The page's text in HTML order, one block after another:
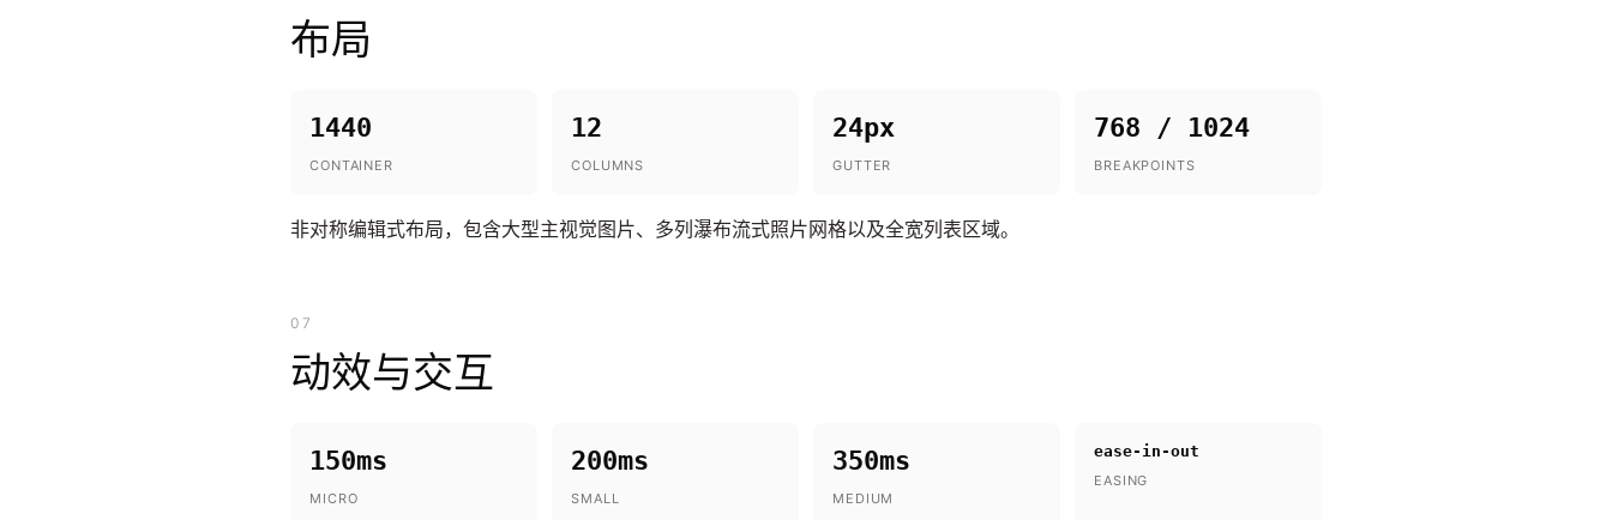
布局
1440
CONTAINER
12
COLUMNS
24px
GUTTER
768 / 1024
BREAKPOINTS
非对称编辑式布局，包含大型主视觉图片、多列瀑布流式照片网格以及全宽列表区域。
07
动效与交互
150ms
MICRO
200ms
SMALL
350ms
MEDIUM
ease-in-out
EASING